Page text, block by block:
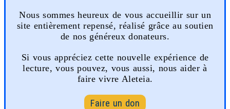
Nous sommes heureux de vous accueillir sur un
site entièrement repensé, réalisé grâce au soutien
de nos généreux donateurs.
Si vous appréciez cette nouvelle expérience de
lecture, vous pouvez, vous aussi, nous aider à
faire vivre Aleteia.
Faire un don